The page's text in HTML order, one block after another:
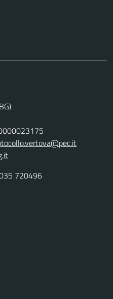
720496